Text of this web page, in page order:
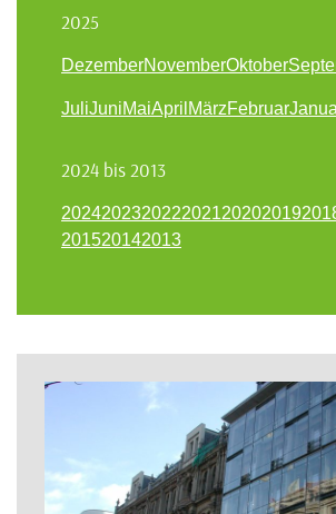
2025
DezemberNovemberOktober
JuliJuniMaiApril MärzFebruar
2024 bis 2013
202420232022202120202019
201520142013